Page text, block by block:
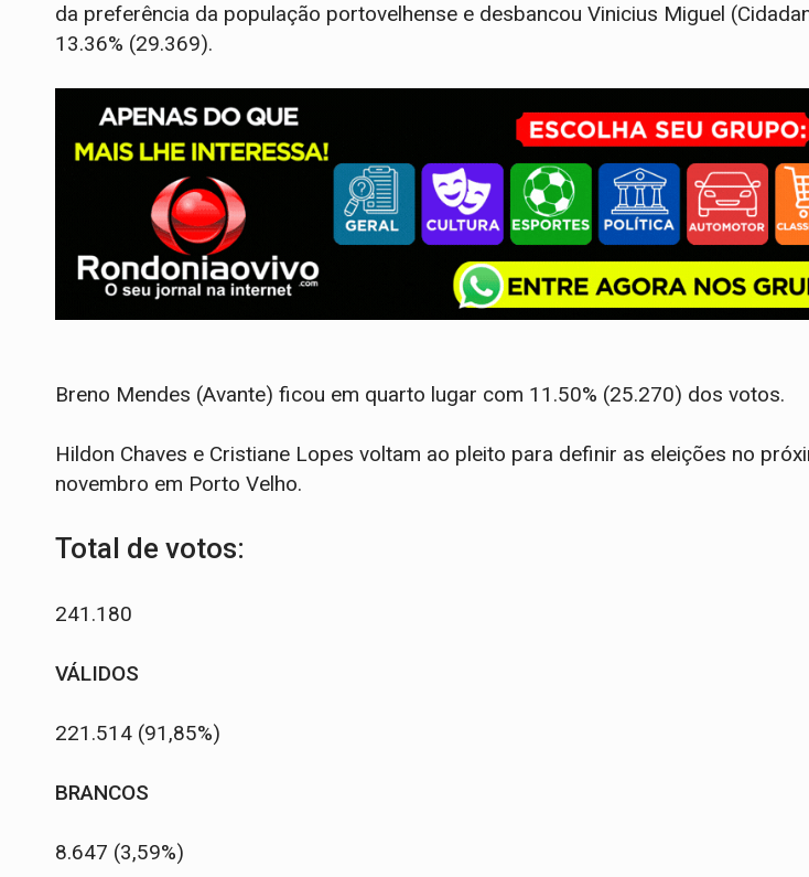
da preferência da população portovelhense e desbancou Vinicius Miguel
13.36% (29.369).
Breno Mendes (Avante) ficou em quarto lugar com 11.50% (25.270) dos votos.
Hildon Chaves e Cristiane Lopes voltam ao pleito para definir as eleições no
novembro em Porto Velho.
Total de votos:
241.180
VÁLIDOS
221.514 (91,85%)
BRANCOS
8.647 (3,59%)